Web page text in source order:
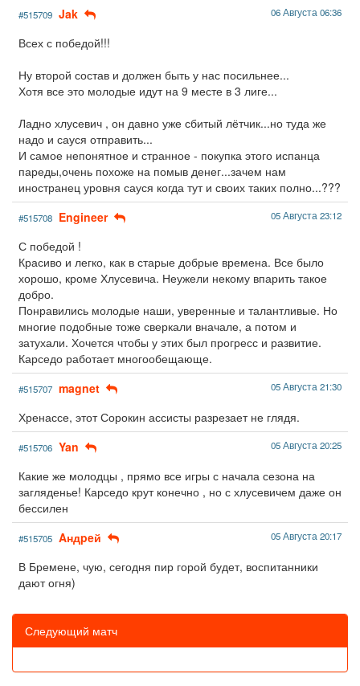
#515709 Jak 06 Августа 06:36
Всех с победой!!!
Ну второй состав и должен быть у нас посильнее...
Хотя все это молодые идут на 9 месте в 3 лиге...
Ладно хлусевич , он давно уже сбитый лётчик...но туда же
надо и сауся отправить...
И самое непонятное и странное - покупка этого испанца
пареды,очень похоже на помыв денег...зачем нам
иностранец уровня сауся когда тут и своих таких полно...???
#515708 Engineer 05 Августа 23:12
С победой !
Красиво и легко, как в старые добрые времена. Все было
хорошо, кроме Хлусевича. Неужели некому впарить такое
добро.
Понравились молодые наши, уверенные и талантливые. Но
многие подобные тоже сверкали вначале, а потом и
затухали. Хочется чтобы у этих был прогресс и развитие.
Карседо работает многообещающе.
#515707 magnet 05 Августа 21:30
Хренассе, этот Сорокин ассисты разрезает не глядя.
#515706 Yan 05 Августа 20:25
Какие же молодцы , прямо все игры с начала сезона на
загляденье! Карседо крут конечно , но с хлусевичем даже он
бессилен
#515705 Aндpeй 05 Августа 20:17
В Бремене, чую, сегодня пир горой будет, воспитанники
дают огня)
Следующий матч